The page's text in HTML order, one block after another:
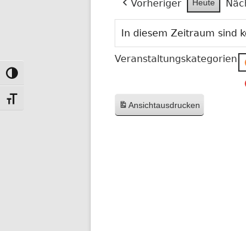
Toggle High Contrast
Toggle Font size
Vorheriger
Heute
In diesem Zeitraum sind
Veranstaltungskategorien
Ansichtausdrucken